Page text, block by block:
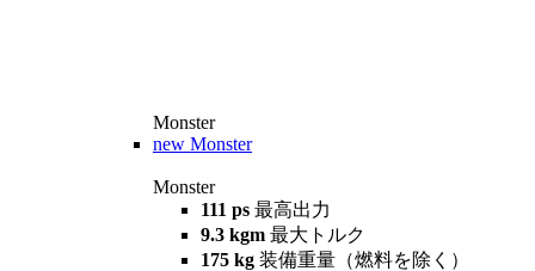
Monster
new Monster
Monster
111 ps 最高出力
9.3 kgm 最大トルク
175 kg 装備重量（燃料を除く）